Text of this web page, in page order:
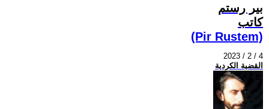
بير رستم
كاتب
(Pir Rustem)
2023 / 2 / 4
القضية الكردية